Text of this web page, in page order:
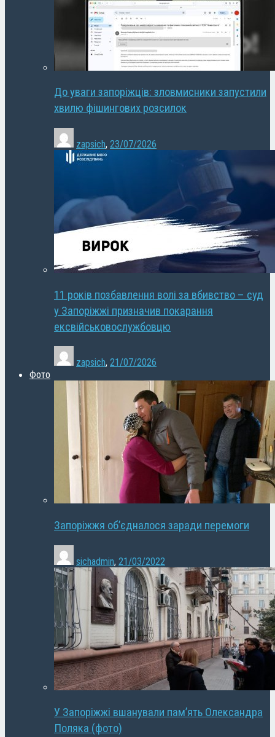
До уваги запоріжців: зловмисники запустили
хвилю фішингових розсилок
zapsich, 23/07/2026
11 років позбавлення волі за вбивство – суд
у Запоріжжі призначив покарання
ексвійськовослужбовцю
zapsich, 21/07/2026
Фото
Запоріжжя об’єдналося заради перемоги
sichadmin, 21/03/2022
У Запоріжжі вшанували пам’ять Олександра
Поляка (фото)